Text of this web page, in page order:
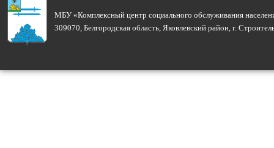
МБУ «Комплексный центр социального обслуживания
309070, Белгородская область, Яковлевский район, г.